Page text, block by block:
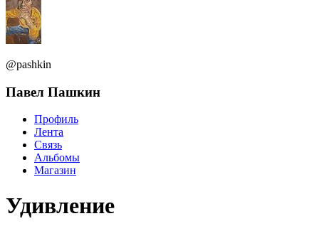
@pashkin
Павел Пашкин
Профиль
Лента
Связь
Альбомы
Магазин
Удивление